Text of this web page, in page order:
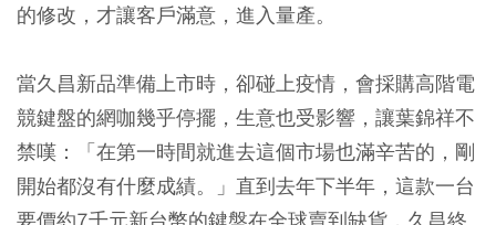
的修改，才讓客戶滿意，進入量產。
當久昌新品準備上市時，卻碰上疫情，會採購高階電
競鍵盤的網咖幾乎停擺，生意也受影響，讓葉錦祥不
禁嘆：「在第一時間就進去這個市場也滿辛苦的，剛
開始都沒有什麼成績。」直到去年下半年，這款一台
要價約7千元新台幣的鍵盤在全球賣到缺貨，久昌終